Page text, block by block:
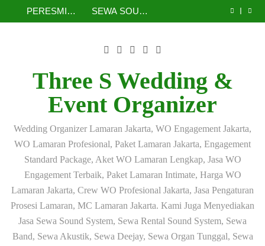
to
Sound System
2.000 Watt
BIOLA
PROFESIONAL
UCJ DI
UNIVERSITY
SEWA PEMAIN
2.000 WATT
Profesional untuk
Acara Pengajian,
Pernikahan dan
Event
System Jakarta
SYSTEM &
JAKARTA –
UNIVERSITY
CLUB JAKARTA
PERESMIAN
UCJ HARI INI –
SEWA SOUND
SYSTEM PAKET
SELATAN –
Acara Pengajian,
Siraman,
Pernikahan dan
Event
Jasa Sewa Sound
Acara Pengajian
dan Siraman
Three S Wedding &
Event Organizer
Wedding Organizer Lamaran Jakarta, WO Engagement Jakarta,
WO Lamaran Profesional, Paket Lamaran Jakarta, Engagement
Standard Package, Aket WO Lamaran Lengkap, Jasa WO
Engagement Terbaik, Paket Lamaran Intimate, Harga WO
Lamaran Jakarta, Crew WO Profesional Jakarta, Jasa Pengaturan
Prosesi Lamaran, MC Lamaran Jakarta. Kami Juga Menyediakan
Jasa Sewa Sound System, Sewa Rental Sound System, Sewa
Band, Sewa Akustik, Sewa Deejay, Sewa Organ Tunggal, Sewa